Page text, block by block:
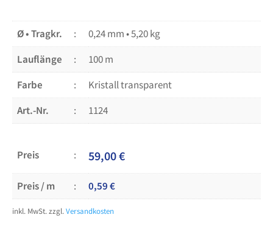
Ø • Tragkr.
0,24 mm • 5,20 kg
Lauflänge
100 m
Farbe
Kristall transparent
Art.-Nr.
1124
Preis 59,00€
Preis / m 0,59€
inkl. MwSt. zzgl. Versandkosten